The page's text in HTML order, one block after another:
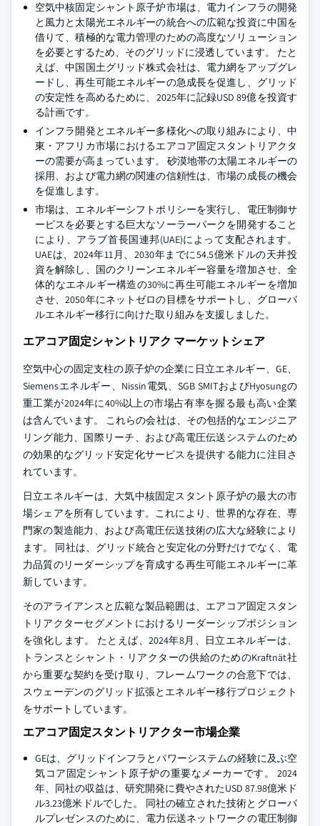
空気中核固定シャント原子炉市場は、電力インフラの開発
と風力と太陽光エネルギーの統合への広範な投資に中国を
借りて、積極的な電力管理のための高度なソリューション
を必要とするため、そのグリッドに浸透しています。 たと
えば、中国国土グリッド株式会社は、電力網をアップグレ
ードし、再生可能エネルギーの急成長を促進し、グリッド
の安定性を高めるために、2025年に記録USD 89億を投資す
る計画です。
インフラ開発とエネルギー多様化への取り組みにより、中
東・アフリカ市場におけるエアコア固定スタントリアクタ
ーの需要が高まっています。 砂漠地帯の太陽エネルギーの
採用、および電力網の関連の信頼性は、市場の成長の機会
を促進します。
市場は、エネルギーシフトポリシーを実行し、電圧制御サ
ービスを必要とする巨大なソーラーパークを開発すること
により、アラブ首長国連邦(UAE)によって支配されます。
UAEは、2024年11月、2030年までに54.5億米ドルの天井投
資を解除し、国のクリーンエネルギー容量を増加させ、全
体的なエネルギー構造の30%に再生可能エネルギーを増加
させ、2050年にネットゼロの目標をサポートし、グローバ
ルエネルギー移行に向けた取り組みを支援しました。
エアコア固定シャントリアク マーケットシェア
空気中心の固定支柱の原子炉の企業に日立エネルギー、GE、
Siemensエネルギー、Nissin電気、SGB SMITおよびHyosungの
重工業が2024年に40%以上の市場占有率を握る最も高い企業
は含んでいます。 これらの会社は、その包括的なエンジニア
リング能力、国際リーチ、および高電圧伝送システムのため
の効果的なグリッド安定化サービスを提供する能力に注目さ
れています。
日立エネルギーは、大気中核固定スタント原子炉の最大の市
場シェアを所有しています。これにより、世界的な存在、専
門家の製造能力、および高電圧伝送技術の広大な経験により
ます。 同社は、グリッド統合と安定化の分野だけでなく、電
力品質のリーダーシップを育成する再生可能エネルギーに革
新しています。
そのアライアンスと広範な製品範囲は、エアコア固定スタン
トリアクターセグメントにおけるリーダーシップポジション
を強化します。 たとえば、2024年8月、日立エネルギーは、
トランスとシャント・リアクターの供給のためのKraftnät社
から重要な契約を受け取り、フレームワークの合意下では、
スウェーデンのグリッド拡張とエネルギー移行プロジェクト
をサポートしています。
エアコア固定スタントリアクター市場企業
GEは、グリッドインフラとパワーシステムの経験に及ぶ空
気コア固定シャント原子炉の重要なメーカーです。 2024
年、同社の収益は、研究開発に費やされたUSD 87.98億米ド
ル3.23億米ドルでした。 同社の確立された技術とグローバ
ルプレゼンスのために、電力伝送ネットワークの電圧制御